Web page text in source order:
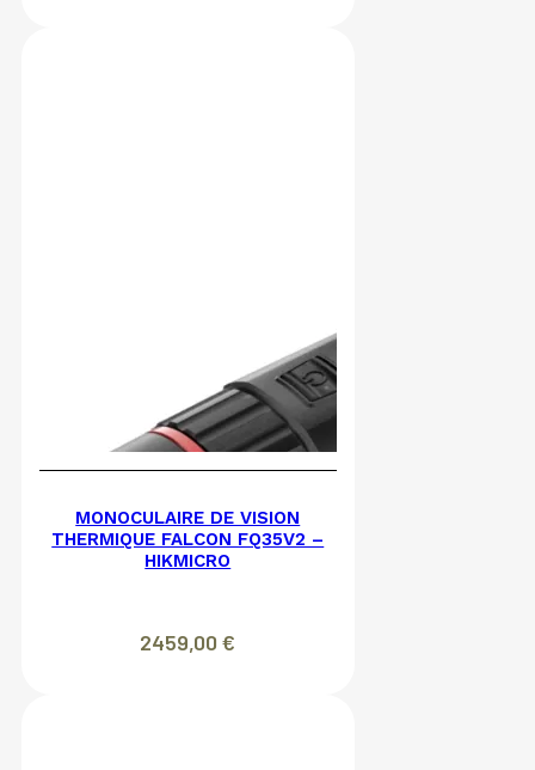
MONOCULAIRE DE VISION
THERMIQUE FALCON FQ35V2 –
HIKMICRO
2459,00€